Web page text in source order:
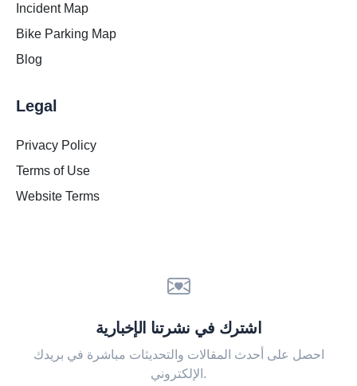
Incident Map
Bike Parking Map
Blog
Legal
Privacy Policy
Terms of Use
Website Terms
اشترك في نشرتنا الإخبارية
احصل على أحدث المقالات والتحديثات مباشرة في بريدك
الإلكتروني.